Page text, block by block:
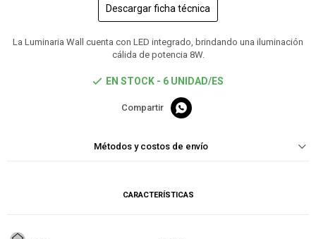
Descargar ficha técnica
La Luminaria Wall cuenta con LED integrado, brindando una iluminación
cálida de potencia 8W.
EN STOCK - 6 UNIDAD/ES

Métodos y costos de envío
CARACTERÍSTICAS